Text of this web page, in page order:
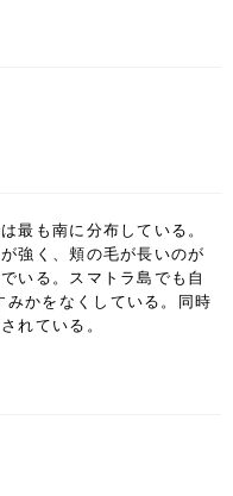
最も南に分布している。
強く、頬の毛が長いのが
いる。スマトラ島でも自
かをなくしている。同時
れている。